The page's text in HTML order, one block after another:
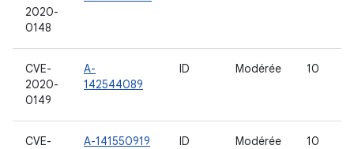
2020-
0148
CVE-
2020-
0149
A-
142544089
ID Modérée 10
CVE-
A-141550919 ID Modérée 10